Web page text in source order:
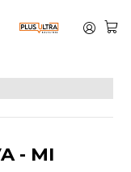
LIBRO DE
- MI